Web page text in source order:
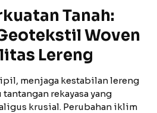
Tanah:
Woven
Lereng
menjaga kestabilan lereng
rekayasa yang
krusial. Perubahan iklim